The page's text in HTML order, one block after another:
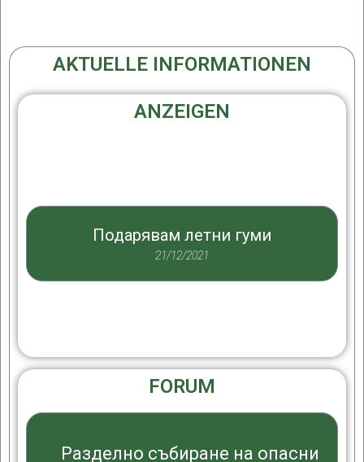
AKTUELLE INFORMATIONEN
ANZEIGEN
Подарявам летни гуми
21/12/2021
FORUM
Разделно събиране на опасни